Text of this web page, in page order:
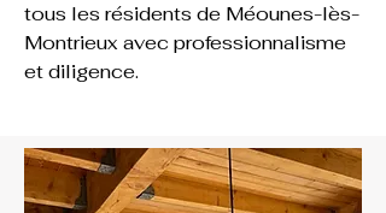
tous les résidents de Méounes-lès-
Montrieux avec professionnalisme
et diligence.